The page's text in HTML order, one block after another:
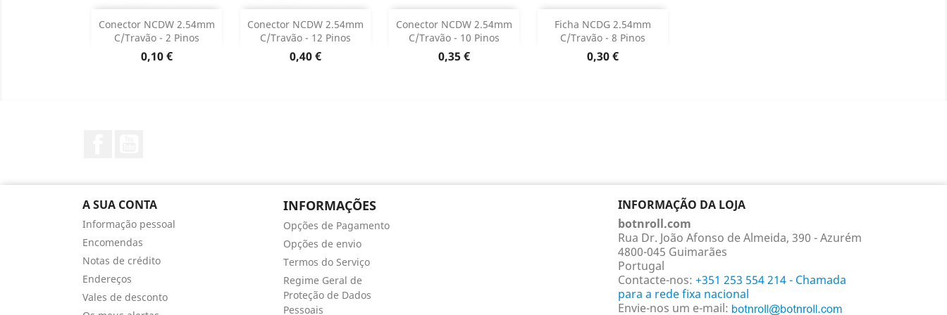
Conector NCDW 2.54mm
C/travão - 2 Pinos
Preço
0,10 €
Adicionar 
Dados do produto
Conector NCDW 2.54mm
C/travão - 12 Pinos
Preço
0,40 €
Adicionar 
Dados do produto
Conector NCDW 2.54mm
C/travão - 10 Pinos
Preço
0,35 €
Adicionar 
Dados do produto
Ficha NCDG 2.54mm
C/travão - 8 Pinos
Preço
0,30 €
Adicionar 
Dados do produto
A SUA CONTA
Informação pessoal
Encomendas
Notas de crédito
Endereços
Vales de desconto
INFORMAÇÕES
Opções de Pagamento
Opções de envio
Termos do Serviço
Regime Geral de
Proteção de Dados
Pessoais
INFORMAÇÃO DA LOJA
botnroll.com
Rua Dr. João Afonso de Almeida, 390 - Azurém
4800-045 Guimarães
Portugal
Contacte-nos: +351 253 554 214 - Chamada
para a rede fixa nacional
Envie-nos um e-mail: